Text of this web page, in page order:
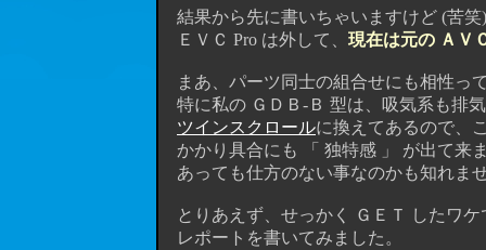
結果から先に書いちゃいますけど (苦
ＥＶＣ Pro は外して、 現在は元の ＡＶ
まあ、パーツ同士の組合せにも相性っ
特に私の ＧＤＢ-Ｂ 型は、吸気系も排
ツインスクロールに換えてあるので、
かかり具合にも 「 独特感 」 が出て来
あっても仕方のない事なのかも知れま
とりあえず、せっかく ＧＥＴ したワ
レポートを書いてみました。